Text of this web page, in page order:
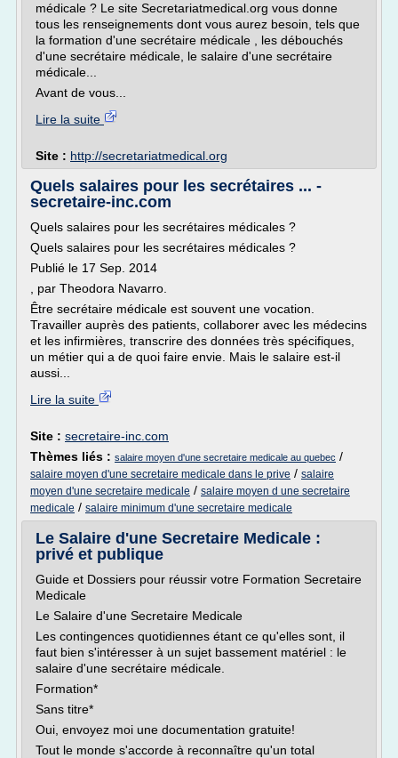
médicale ? Le site Secretariatmedical.org vous donne
tous les renseignements dont vous aurez besoin, tels que
la formation d'une secrétaire médicale , les débouchés
d'une secrétaire médicale, le salaire d'une secrétaire
médicale...
Avant de vous...
Lire la suite
Site : http://secretariatmedical.org
Quels salaires pour les secrétaires ... -
secretaire-inc.com
Quels salaires pour les secrétaires médicales ?
Quels salaires pour les secrétaires médicales ?
Publié le 17 Sep. 2014
, par Theodora Navarro.
Être secrétaire médicale est souvent une vocation.
Travailler auprès des patients, collaborer avec les médecins
et les infirmières, transcrire des données très spécifiques,
un métier qui a de quoi faire envie. Mais le salaire est-il
aussi...
Lire la suite
Site : secretaire-inc.com
Thèmes liés : salaire moyen d'une secretaire medicale au quebec /
salaire moyen d'une secretaire medicale dans le prive / salaire
moyen d'une secretaire medicale / salaire moyen d une secretaire
medicale / salaire minimum d'une secretaire medicale
Le Salaire d'une Secretaire Medicale :
privé et publique
Guide et Dossiers pour réussir votre Formation Secretaire
Medicale
Le Salaire d'une Secretaire Medicale
Les contingences quotidiennes étant ce qu'elles sont, il
faut bien s'intéresser à un sujet bassement matériel : le
salaire d'une secrétaire médicale.
Formation*
Sans titre*
Oui, envoyez moi une documentation gratuite!
Tout le monde s'accorde à reconnaître qu'un total